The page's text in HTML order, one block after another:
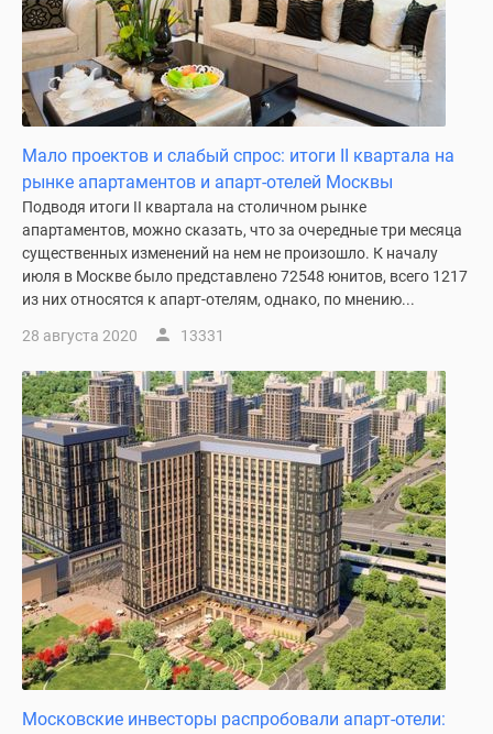
застройщиком
Rutube
Поиск
дома
Программа
реновации
Москве
Новостройки
премиум-
Новостройки
бизнес-
класса
Рассрочка
Траншевая
ипотека
Дома
коттеджи
Коттеджные
поселки
Новой
Москве
Готовые
Мало проектов и слабый спрос: итоги II квартала на
рынке апартаментов и апарт-отелей Москвы
Подводя итоги II квартала на столичном рынке
апартаментов, можно сказать, что за очередные три месяца
существенных изменений на нем не произошло. К началу
июля в Москве было представлено 72548 юнитов, всего 1217
из них относятся к апарт-отелям, однако, по мнению...
28 августа 2020 13331
Московские инвесторы распробовали апарт-отели: